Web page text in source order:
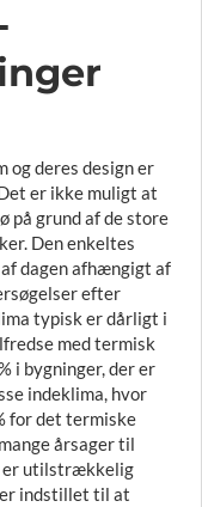
og deres design er
er ikke muligt at
på grund af de store
Den enkeltes
dagen afhængigt af
efter
typisk er dårligt i
med termisk
i bygninger, der er
indeklima, hvor
for det termiske
årsager til
er utilstrækkelig
indstillet til at